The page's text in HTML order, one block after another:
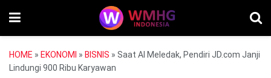
HOME » EKONOMI » BISNIS » Saat AI Meledak, Pendiri JD.com Janji
Lindungi 900 Ribu Karyawan